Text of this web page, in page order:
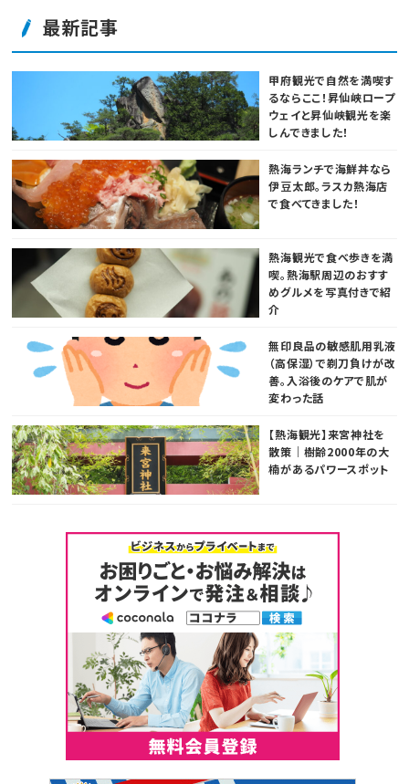
最新記事
甲府観光で自然を満喫す
るならここ！昇仙峡ロープ
ウェイと昇仙峡観光を楽
しんできました！
熱海ランチで海鮮丼なら
伊豆太郎。ラスカ熱海店
で食べてきました！
熱海観光で食べ歩きを満
喫。熱海駅周辺のおすす
めグルメを写真付きで紹
介
無印良品の敏感肌用乳液
（高保湿）で剃刀負けが改
善。入浴後のケアで肌が
変わった話
【熱海観光】来宮神社を
散策｜樹齢2000年の大
楠があるパワースポット